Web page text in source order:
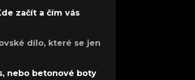
začít a čím vás
dílo, které se jen
nebo betonové boty